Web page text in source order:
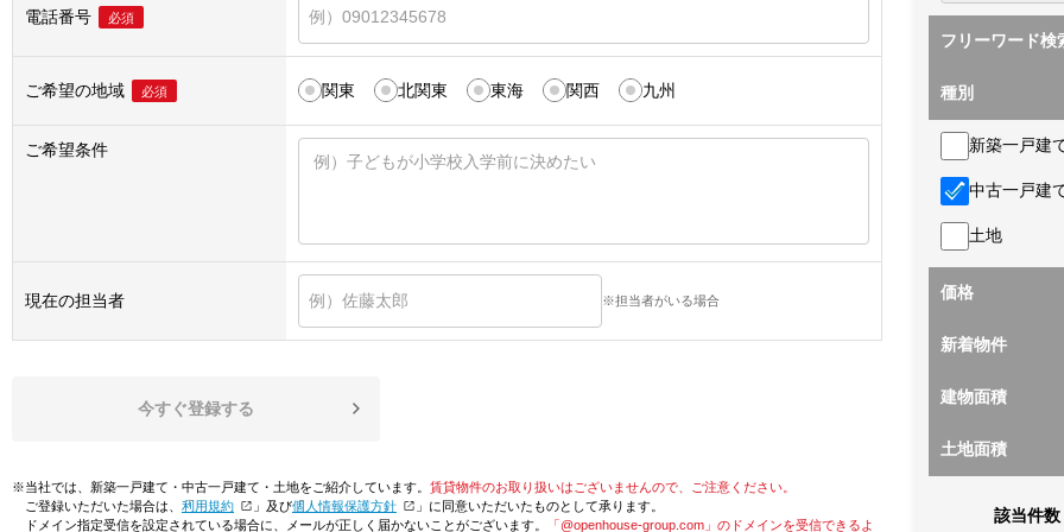
電話番号 必須
ご希望の地域 必須 関東 北関東 東海 関西 九州
ご希望条件
現在の担当者 ※担当者がいる場合
今すぐ登録する
※当社では、新築一戸建て・中古一戸建て・土地をご紹介しています。 賃貸物件のお取り扱いはございませんので、ご注意ください。
ご登録いただいた場合は、「利用規約 」及び「個人情報保護方針
」に同意いただいたものとして承ります。
ドメイン指定受信を設定されている場合に、メールが正しく届かないことがございます。
「@openhouse-group.com」のドメインを受信できるよ
フリーワード検
種別
新築一戸建
中古一戸建
土地
価格
新着物件
建物面積
土地面積
該当件数